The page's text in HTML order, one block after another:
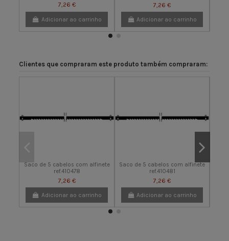
7,26 €
Adicionar ao carrinho
7,26 €
Adicionar ao carrinho
Clientes que compraram este produto também compraram:
Saco de 5 cabelos com alfinete
ref.410478
7,26 €
Adicionar ao carrinho
Saco de 5 cabelos com alfinete
ref.410481
7,26 €
Adicionar ao carrinho